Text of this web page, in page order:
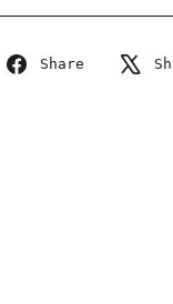
Share
Share